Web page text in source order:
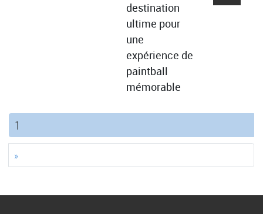
destination
ultime pour
une
expérience de
paintball
mémorable
1
»